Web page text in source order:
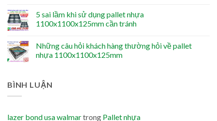
5 sai lầm khi sử dụng pallet nhựa
1100x1100x125mm cần tránh
Những câu hỏi khách hàng thường hỏi về pallet
nhựa 1100x1100x125mm
BÌNH LUẬN
lazer bond usa walmartrong Pallet nhựa